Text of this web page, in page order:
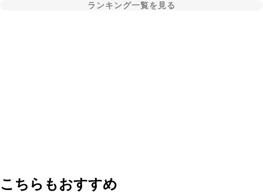
ランキング一覧を見る
こちらもおすすめ